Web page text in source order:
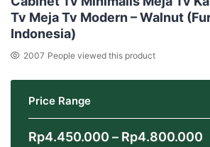
Tv Meja Tv Modern – Walnut
Indonesia)
2007 People viewed this product
Price Range
Rp4.450.000 – Rp4.800.000